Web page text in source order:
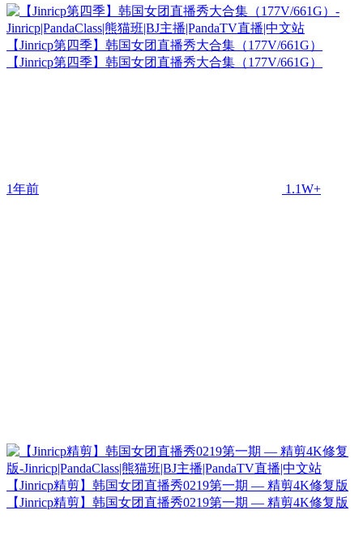
【Jinricp第四季】韩国女团直播秀大合集（177V/661G）
【Jinricp第四季】韩国女团直播秀大合集（177V/661G）
1年前 1.1W+
【Jinricp精剪】韩国女团直播秀0219第一期 — 精剪4K修复版
【Jinricp精剪】韩国女团直播秀0219第一期 — 精剪4K修复版